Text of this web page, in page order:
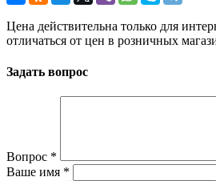
Цена действительна только для
отличаться от цен в розничных
Задать вопрос
Вопрос *
Ваше имя *